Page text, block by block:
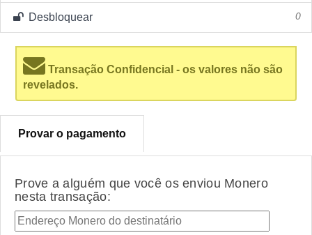
Desbloquear 0
Transação Confidencial - os valores não são
revelados.
Provar o pagamento
Prove a alguém que você os enviou Monero
nesta transação: